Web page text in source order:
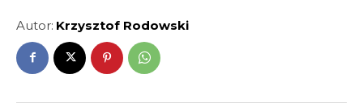
Autor: Krzysztof Rodowski